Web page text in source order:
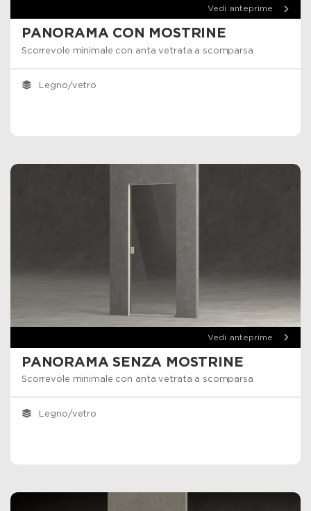
Vedi anteprime
PANORAMA CON MOSTRINE
Scorrevole minimale con anta vetrata a scomparsa
Legno/vetro
Vedi anteprime
PANORAMA SENZA MOSTRINE
Scorrevole minimale con anta vetrata a scomparsa
Legno/vetro